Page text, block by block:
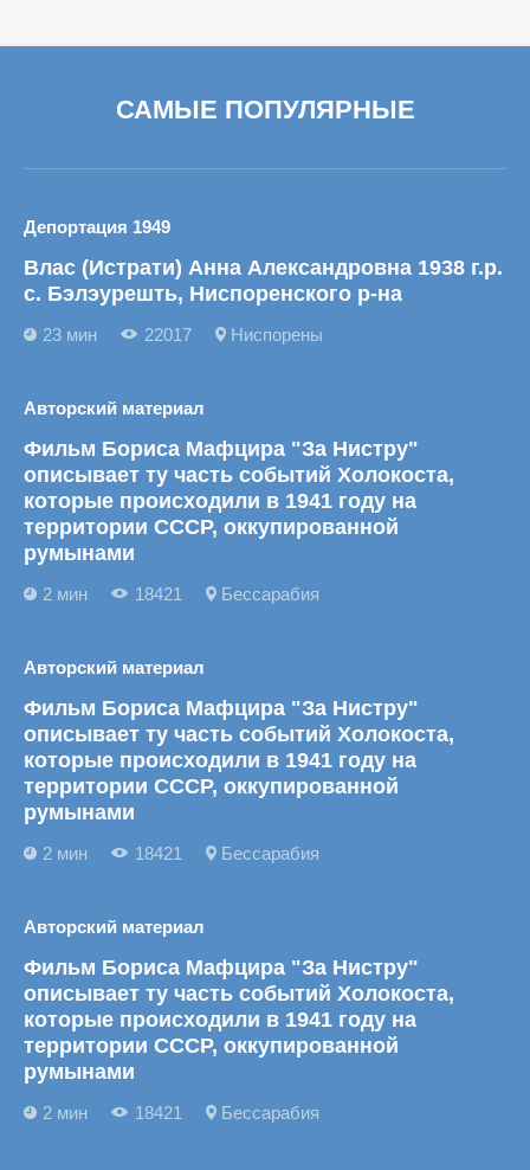
САМЫЕ ПОПУЛЯРНЫЕ
Депортация 1949
Влас (Истрати) Анна Александровна 1938 г.р.
с. Бэлэурешть, Ниспоренского р-на
23 мин 22017 Ниспорены
Авторский материал
Фильм Бориса Мафцира "За Нистру"
описывает ту часть событий Холокоста,
которые происходили в 1941 году на
территории СССР, оккупированной
румынами
2 мин 18421 Бессарабия
Авторский материал
Фильм Бориса Мафцира "За Нистру"
описывает ту часть событий Холокоста,
которые происходили в 1941 году на
территории СССР, оккупированной
румынами
2 мин 18421 Бессарабия
Авторский материал
Фильм Бориса Мафцира "За Нистру"
описывает ту часть событий Холокоста,
которые происходили в 1941 году на
территории СССР, оккупированной
румынами
2 мин 18421 Бессарабия